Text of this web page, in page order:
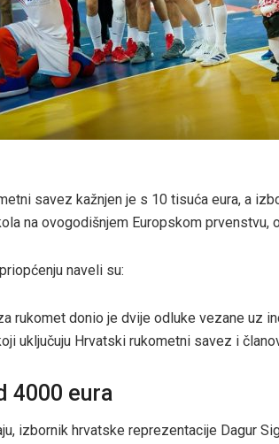
savez kažnjen je s 10 tisuća eura, a
na ovogodišnjem Europskom prvenstvu,
naveli su:
rukomet donio je dvije odluke vezane uz
uključuju Hrvatski rukometni savez i
4000 eura
izbornik hrvatske reprezentacije Dagur